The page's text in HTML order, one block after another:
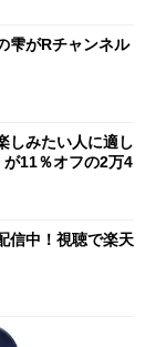
雫がRチャンネル
しみたい人に適し
11％オフの2万4
信中！視聴で楽天